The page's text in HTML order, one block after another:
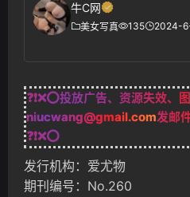
牛C网
美女写真 135 2024-
❓❗❌⭕投放广告、资源失效、
niucwang@gmail.com发邮
❓❗❌⭕
发行机构：爱尤物
期刊编号：No.260